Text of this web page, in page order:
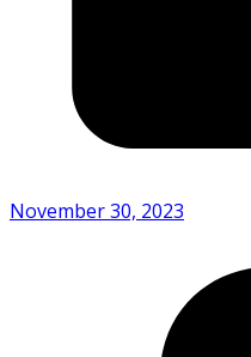
November 30, 2023